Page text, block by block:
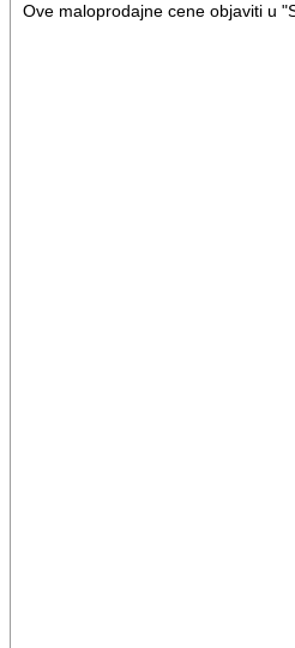
Ove maloprodajne cene objaviti u